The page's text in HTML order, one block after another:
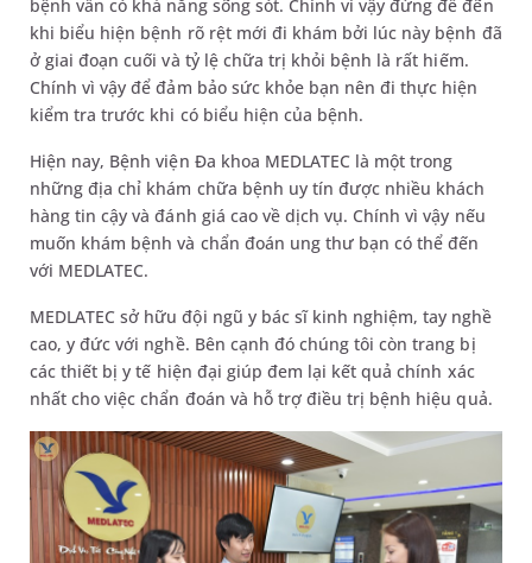
bệnh vẫn có khả năng sống sót. Chính vì vậy đừng để đến
khi biểu hiện bệnh rõ rệt mới đi khám bởi lúc này bệnh đã
ở giai đoạn cuối và tỷ lệ chữa trị khỏi bệnh là rất hiếm.
Chính vì vậy để đảm bảo sức khỏe bạn nên đi thực hiện
kiểm tra trước khi có biểu hiện của bệnh.
Hiện nay, Bệnh viện Đa khoa MEDLATEC là một trong
những địa chỉ khám chữa bệnh uy tín được nhiều khách
hàng tin cậy và đánh giá cao về dịch vụ. Chính vì vậy nếu
muốn khám bệnh và chẩn đoán ung thư bạn có thể đến
với MEDLATEC.
MEDLATEC sở hữu đội ngũ y bác sĩ kinh nghiệm, tay nghề
cao, y đức với nghề. Bên cạnh đó chúng tôi còn trang bị
các thiết bị y tế hiện đại giúp đem lại kết quả chính xác
nhất cho việc chẩn đoán và hỗ trợ điều trị bệnh hiệu quả.